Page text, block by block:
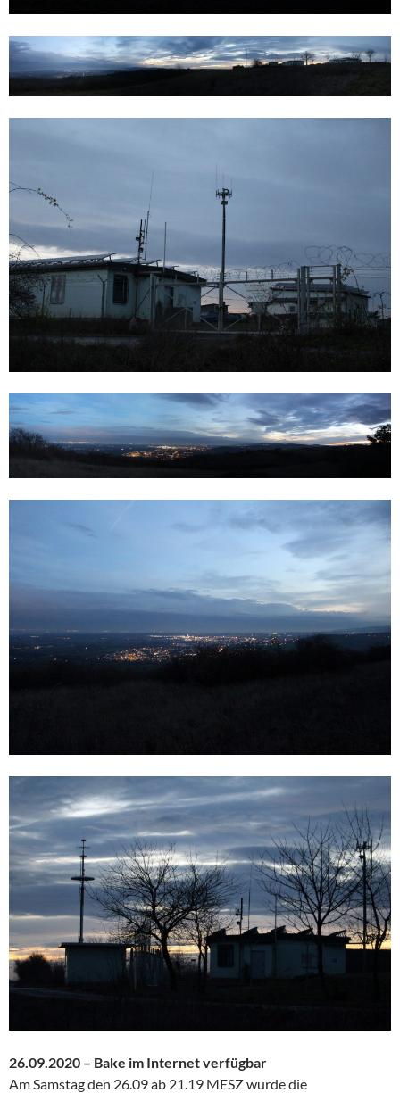
26.09.2020 – Bake im Internet verfügbar
Am Samstag den 26.09 ab 21.19 MESZ wurde die